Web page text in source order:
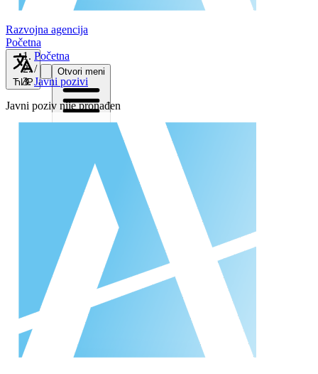
Razvojna agencija
Početna
ЋИР
Otvori meni
Početna
/
Javni pozivi
Javni poziv nije pronađen